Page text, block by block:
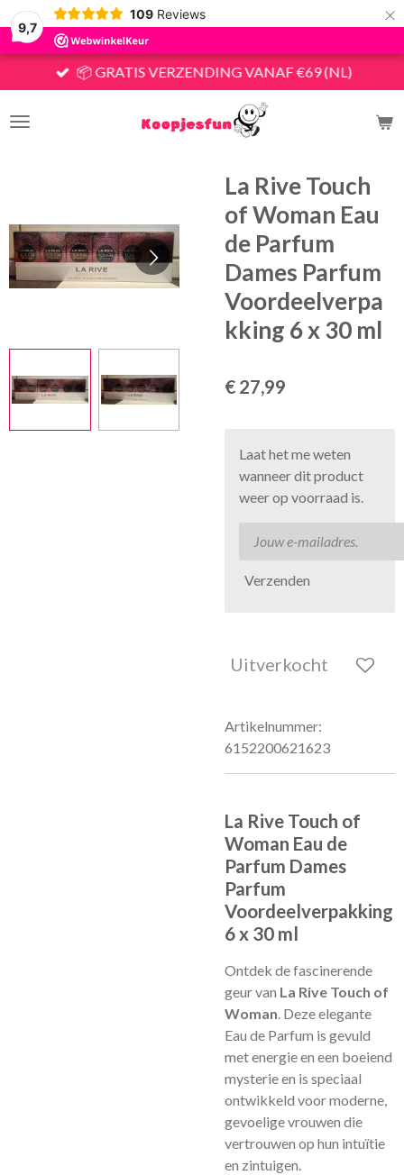
9,7
109 Reviews ×
📦 GRATIS VERZENDING VANAF €69 (NL)
La Rive Touch
of Woman Eau
de Parfum
Dames Parfum
Voordeelverpa
kking 6 x 30 ml
€ 27,99
Laat het me weten
wanneer dit product
weer op voorraad is.
Verzenden
Uitverkocht
Artikelnummer:
6152200621623
La Rive Touch of
Woman Eau de
Parfum Dames
Parfum
Voordeelverpakking
6 x 30 ml
Ontdek de fascinerende
geur van La Rive Touch of
Woman. Deze elegante
Eau de Parfum is gevuld
met energie en een boeiend
mysterie en is speciaal
ontwikkeld voor moderne,
gevoelige vrouwen die
vertrouwen op hun intuïtie
en zintuigen.